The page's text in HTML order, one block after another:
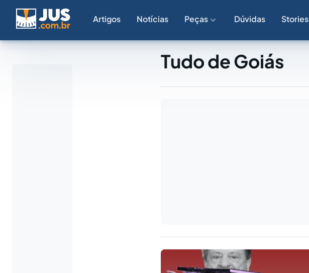
Artigos Notícias Peças Dúvidas Stories
Tudo de Goiás